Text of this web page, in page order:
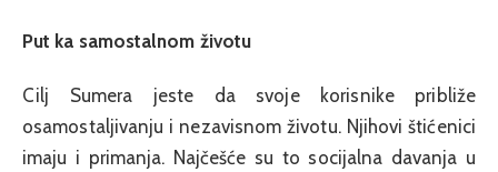
Put ka samostalnom životu
Cilj Sumera jeste da svoje korisnike približe
osamostaljivanju i nezavisnom životu. Njihovi štićenici
imaju i primanja. Najčešće su to socijalna davanja u